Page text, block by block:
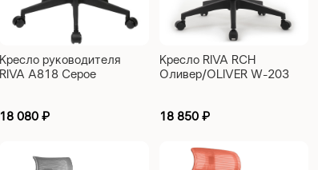
Кресло руководителя
RIVA A818 Серое
18 080₽
Кресло RIVA RCH
Оливер/OLIVER W-203
18 850₽